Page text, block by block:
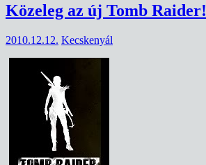
Közeleg az új Tomb Raider!
2010.12.12. Kecskenyál